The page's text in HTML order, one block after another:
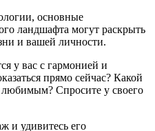
основные
ландшафта могут раскрыть
и вашей личности.
у вас с гармонией и
прямо сейчас? Какой
любимым? Спросите у своего
и удивитесь его